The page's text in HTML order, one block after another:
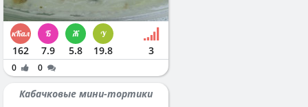
162 7.9 5.8 19.8 3
0 0
Кабачковые мини-тортики